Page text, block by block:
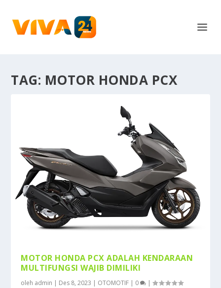
TAG: MOTOR HONDA PCX
MOTOR HONDA PCX ADALAH KENDARAAN
MULTIFUNGSI WAJIB DIMILIKI
oleh admin | Des 8, 2023 | OTOMOTIF | 0 |